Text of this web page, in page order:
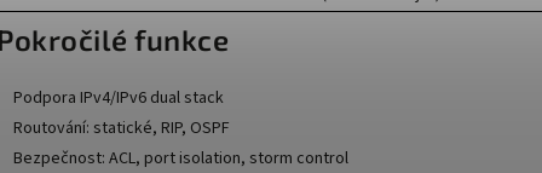
funkce
Podpora IPv4/IPv6 dual stack
Routování: statické, RIP, OSPF
Bezpečnost: ACL, port isolation, storm control